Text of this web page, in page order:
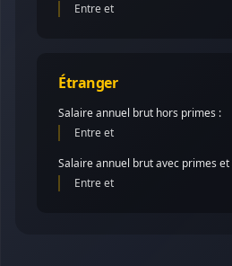
Entre et
Étranger
Salaire annuel brut hors primes :
Entre et
Salaire annuel brut avec primes et
Entre et